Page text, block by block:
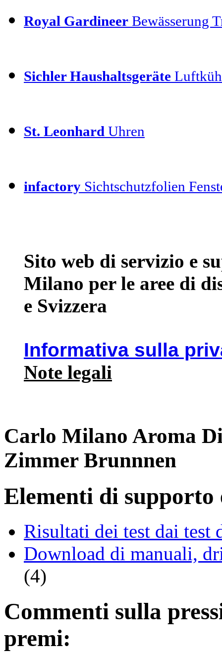
Royal Gardineer Bewässerung
Sichler Haushaltsgeräte
St. Leonhard Uhren
infactory Sichtschutzfolien
Sito web di servizio e
Milano per le aree di
e Svizzera
Informativa sulla
Note legali
Carlo Milano Aroma
Zimmer Brunnnen
Elementi di supporto
Risultati dei test dai
Download di manuali,
(4)
Commenti sulla
premi: